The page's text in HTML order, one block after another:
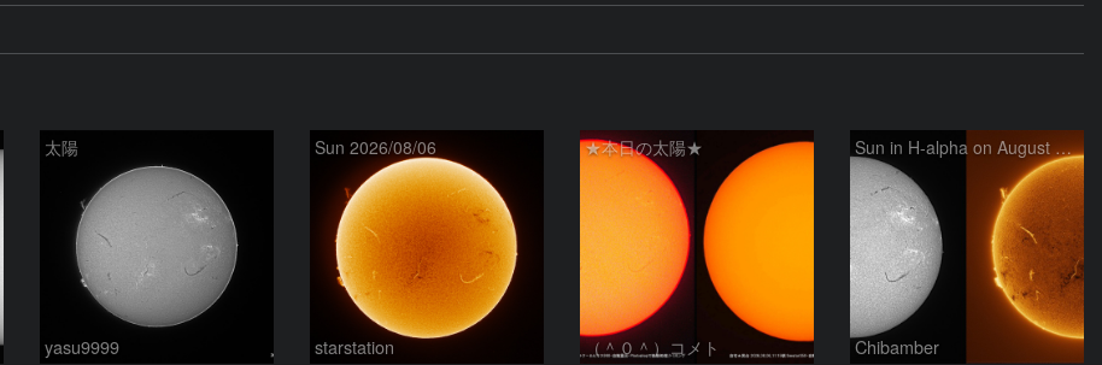
太陽
yasu9999
Sun 2026/08/06
starstation
★本日の太陽★
（＾０＾）コメト
Sun in H-alpha on August 6, 2026
Chibamber